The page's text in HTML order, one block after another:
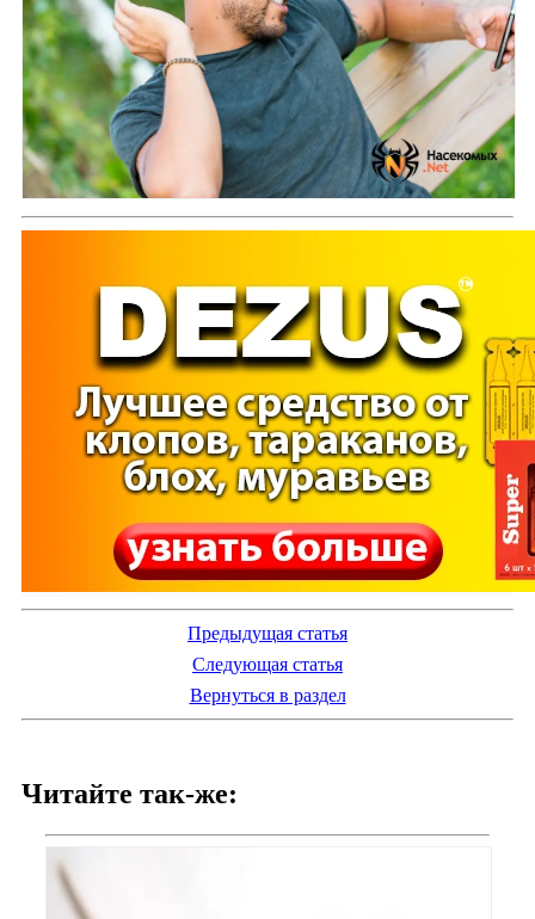
Предыдущая статья
Следующая статья
Вернуться в раздел
Читайте так-же: